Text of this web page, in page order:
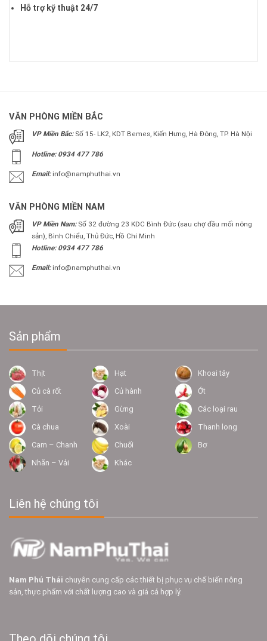
Hỗ trợ kỹ thuật 24/7
VĂN PHÒNG MIỀN BẮC
VP Miền Bắc:Số 15- LK2, KDT Bemes, Kiến Hưng, Hà Đông, TP. Hà Nội
Hotline: 0934 477 786
Email: info@namphuthai.vn
VĂN PHÒNG MIỀN NAM
VP Miền Nam:Số 32 đường 23 KDC Bình Đức (sau chợ đầu mối nông
sản), Bình Chiểu, Thủ Đức, Hồ Chí Minh
Hotline: 0934 477 786
Email:info@namphuthai.vn
Sản phẩm
Thịt Hạt
Khoai tây
Củ cà rốt
Củ hành
Ớt
Tỏi
Gừng
Các loại rau
Cà chua
Xoài
Thanh long
Cam – Chanh
Chuối
Bơ
Nhãn – Vải
Khác
Liên hệ chúng tôi
Nam Phú Thái chuyên cung cấp các thiết bị phục vụ chế biến nông
sản, thực phẩm với chất lượng cao và giá cả hợp lý.